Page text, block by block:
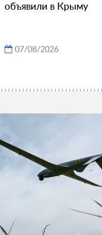
объявили в Крыму
07/08/2026